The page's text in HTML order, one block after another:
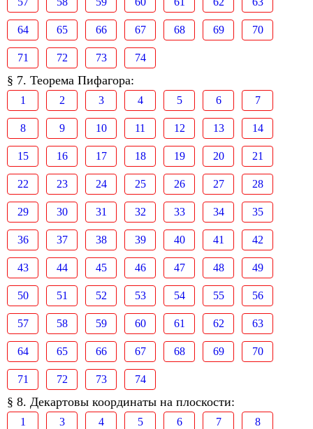
64 65 66 67 68 69 70
71 72 73 74
§ 7. Теорема Пифагора:
1 2 3 4 5 6 7
8 9 10 11 12 13 14
15 16 17 18 19 20 21
22 23 24 25 26 27 28
29 30 31 32 33 34 35
36 37 38 39 40 41 42
43 44 45 46 47 48 49
50 51 52 53 54 55 56
57 58 59 60 61 62 63
64 65 66 67 68 69 70
71 72 73 74
§ 8. Декартовы координаты на плоскости:
1 3 4 5 6 7 8